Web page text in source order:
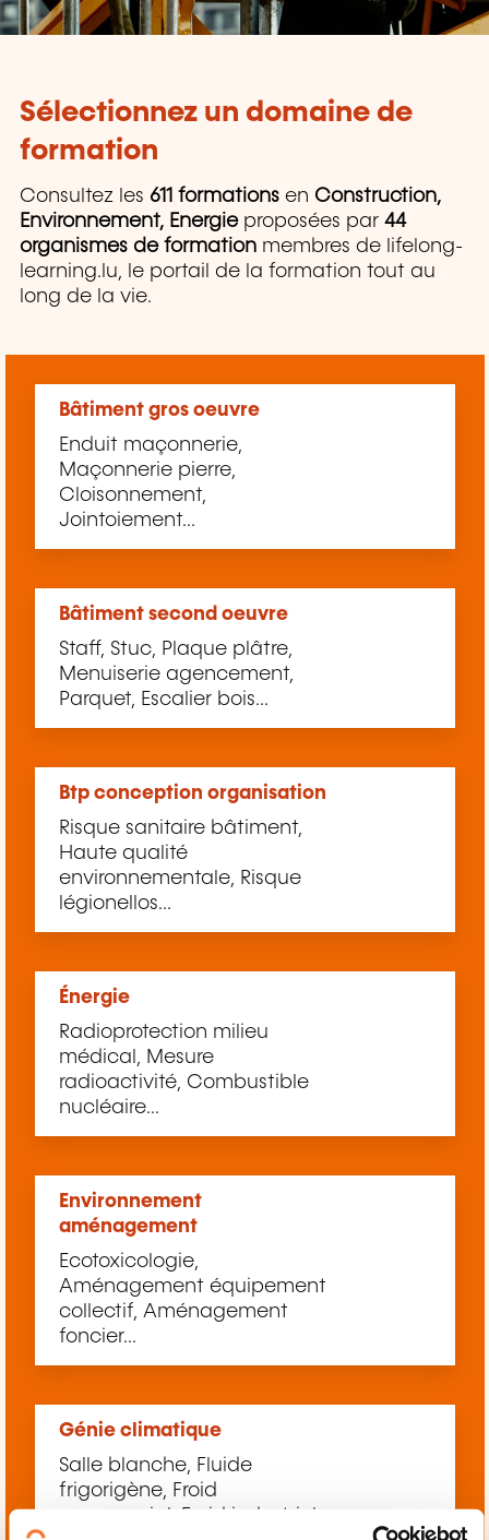
Sélectionnez un domaine de
formation
Consultez les 611 formations en Construction,
Environnement, Energieproposées par 44
organismes de formation membres de lifelong-
learning.lu, le portail de la formation tout au
long de la vie.
Bâtiment gros oeuvre
Enduit maçonnerie,
Maçonnerie pierre,
Cloisonnement,
Jointoiement...
Bâtiment second oeuvre
Staff, Stuc, Plaque plâtre,
Menuiserie agencement,
Parquet, Escalier bois...
Btp conception organisation
Risque sanitaire bâtiment,
Haute qualité
environnementale, Risque
légionellos...
Énergie
Radioprotection milieu
médical, Mesure
radioactivité, Combustible
nucléaire...
Environnement
aménagement
Ecotoxicologie,
Aménagement équipement
collectif, Aménagement
foncier...
Génie climatique
Salle blanche, Fluide
frigorigène, Froid